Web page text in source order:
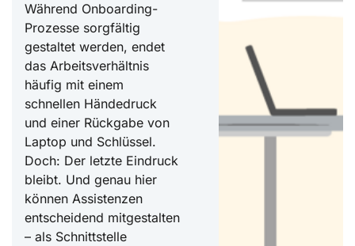
Während Onboarding-
Prozesse sorgfältig
gestaltet werden, endet
das Arbeitsverhältnis
häufig mit einem
schnellen Händedruck
und einer Rückgabe von
Laptop und Schlüssel.
Doch: Der letzte Eindruck
bleibt. Und genau hier
können Assistenzen
entscheidend mitgestalten
– als Schnittstelle